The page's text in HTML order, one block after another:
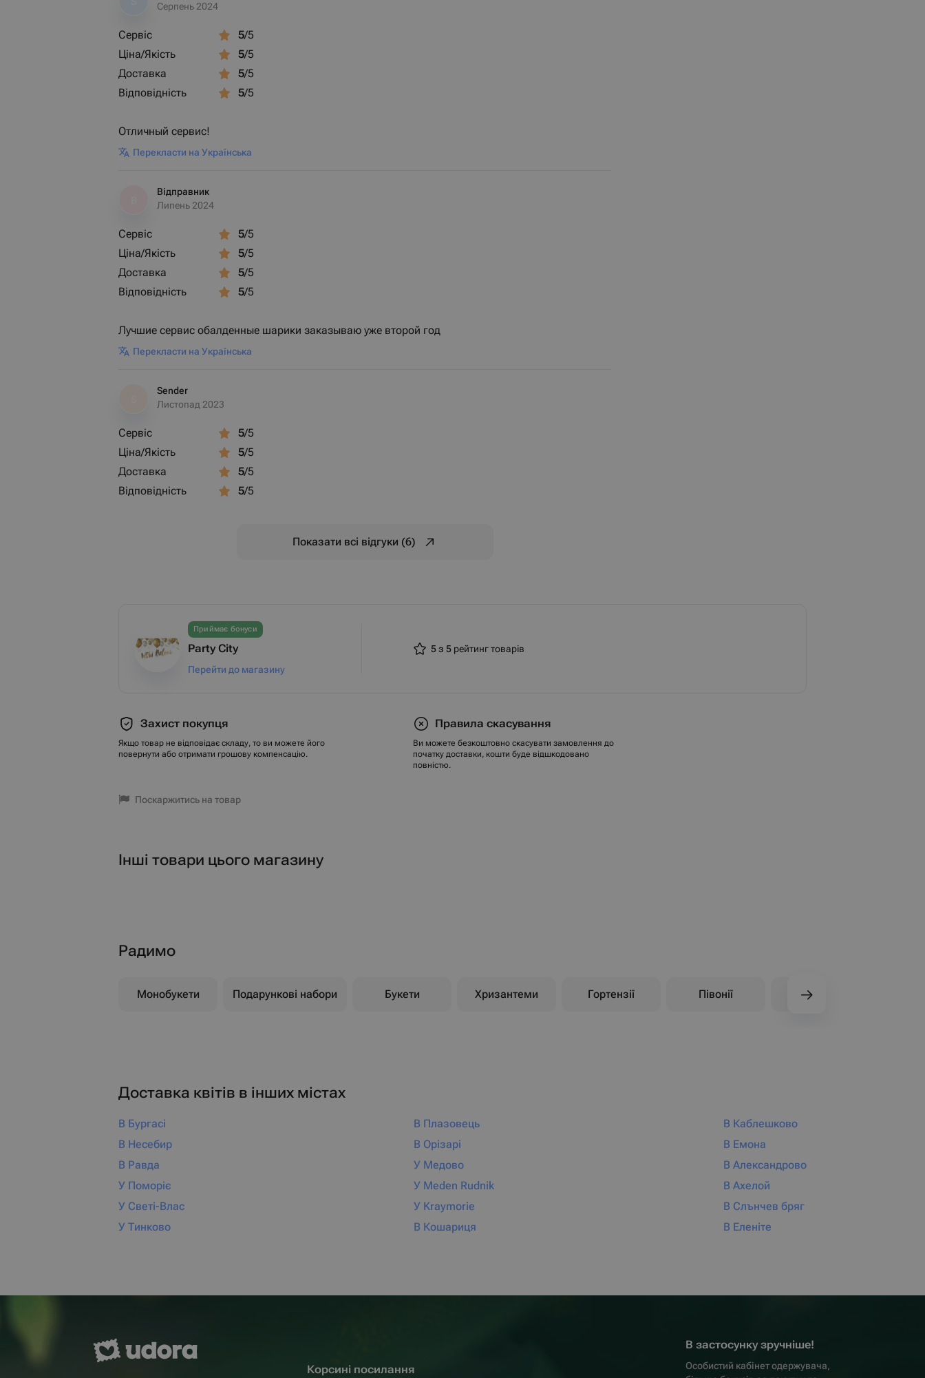
Серпень 2024
Сервіс 5/5
Ціна/Якість
5/5
Доставка
5/5
Відповідність
5/5
Отличный сервис!
Перекласти на Українська
Відправник
Липень 2024
Сервіс 5/5
Ціна/Якість
5/5
Доставка
5/5
Відповідність
5/5
Лучшие сервис обалденные шарики заказываю уже второй год
Перекласти на Українська
Sender
Листопад 2023
Сервіс 5/5
Ціна/Якість
5/5
Доставка
5/5
Відповідність
5/5
Показати всі відгуки (6)
Приймає бонуси
Party City
Перейти до магазину
5 з 5 рейтинг товарів
Захист покупця
Якщо товар не відповідає складу, то ви можете його
повернути або отримати грошову компенсацію.
Правила скасування
Ви можете безкоштовно скасувати замовлення до
початку доставки, кошти буде відшкодовано
повністю.
Поскаржитись на товар
Інші товари цього магазину
Радимо
Монобукети Подарункові набори Букети Хризантеми Гортензії Півонії Троянди
Доставка квітів в інших містах
В Бургасі
В Несебир
В Равда
У Поморіє
У Светі-Влас
У Тинково
В Плазовець
В Орізарі
У Медово
У Meden Rudnik
У Kraymorie
В Кошариця
В Каблешково
В Емона
В Александрово
В Ахелой
В Слънчев бряг
В Еленіте
Корсині посилання
В застосунку зручніше!
Особистий кабінет одержувача,